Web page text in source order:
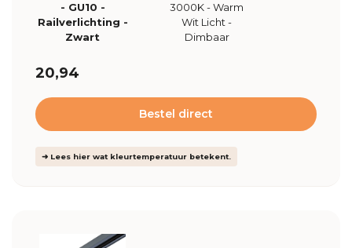
- GU10 -
Railverlichting -
Zwart
3000K - Warm
Wit Licht -
Dimbaar
20,94
Bestel direct
➜ Lees hier wat kleurtemperatuur betekent.